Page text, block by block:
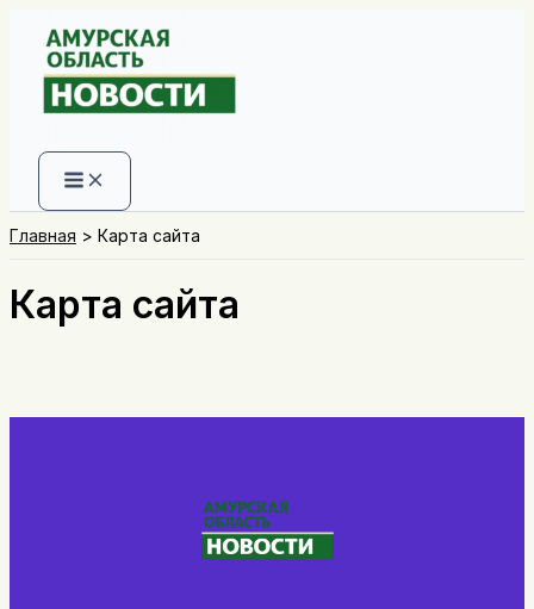
содержимому
Главная Карта сайта
Карта сайта